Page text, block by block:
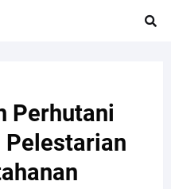
Perhutani